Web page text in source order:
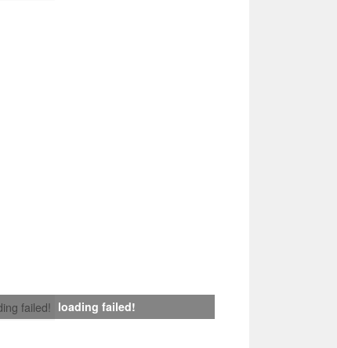
failed! loading failed!